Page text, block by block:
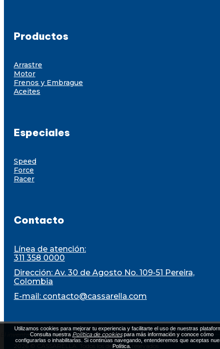
El inventario está sujeto a disponibilidad al momento de la compra
Productos
Arrastre
Motor
Frenos y Embrague
Aceites
Especiales
Speed
Force
Racer
Contacto
Línea de atención:
311 358 0000
Dirección: Av. 30 de Agosto No. 109-51 Pereira,
Colombia
E-mail: contacto@cassarella.com
2026 © CASSARELLA. Todos los derechos resevados
Utilizamos cookies para mejorar tu experiencia y facilitarte el uso de nuestras
Consulta nuestra Política de cookiespara más información y conoce cómo
configurarlas o inhabilitarlas. Si continúas navegando, entenderemos que aceptas
Política.